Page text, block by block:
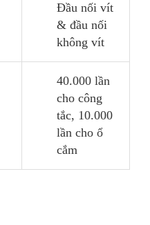
Đầu nối vít
& đầu nối
không vít
40.000 lần
cho công
tắc, 10.000
lần cho ổ
cắm